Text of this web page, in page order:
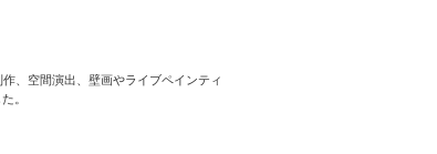
、空間演出、壁画やライブペインティ
。